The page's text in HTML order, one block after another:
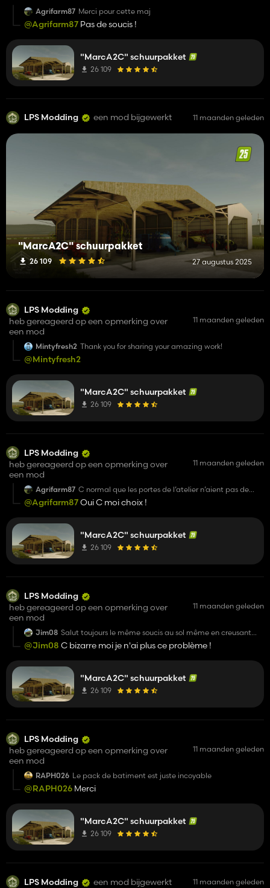
Agrifarm87 Merci pour cette maj
@Agrifarm87 Pas de soucis !
"MarcA2C" schuurpakket
26 109
LPS Modding een mod bijgewerkt 11 maanden geleden
"MarcA2C" schuurpakket
26 109 27 augustus 2025
LPS Modding
heb gereageerd op een opmerking over
een mod
11 maanden geleden
Mintyfresh2 Thank you for sharing your amazing work!
@Mintyfresh2
"MarcA2C" schuurpakket
26 109
LPS Modding
heb gereageerd op een opmerking over
een mod
11 maanden geleden
Agrifarm87 C normal que les portes de l’atelier n’aient pas de
collisions ?
@Agrifarm87Oui C moi choix !
"MarcA2C" schuurpakket
26 109
LPS Modding
heb gereageerd op een opmerking over
een mod
11 maanden geleden
Jim08 Salut toujours le même soucis au sol même en creusant
sous la surface.
@Jim08 C bizarre moi je n'ai plus ce problème !
"MarcA2C" schuurpakket
26 109
LPS Modding
heb gereageerd op een opmerking over
een mod
11 maanden geleden
RAPH026 Le pack de batiment est juste incoyable
@RAPH026 Merci
"MarcA2C" schuurpakket
26 109
LPS Modding een mod bijgewerkt 11 maanden geleden